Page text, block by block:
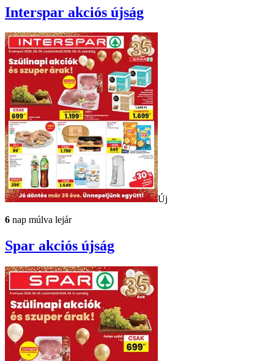
Interspar akciós újság
Új
6 nap múlva lejár
Spar akciós újság